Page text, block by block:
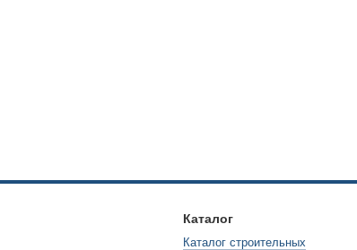
Каталог
Каталог строительных